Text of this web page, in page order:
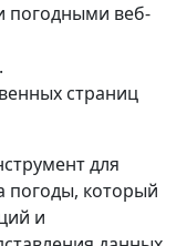
погодными веб-
страниц
для
погоды, который
и